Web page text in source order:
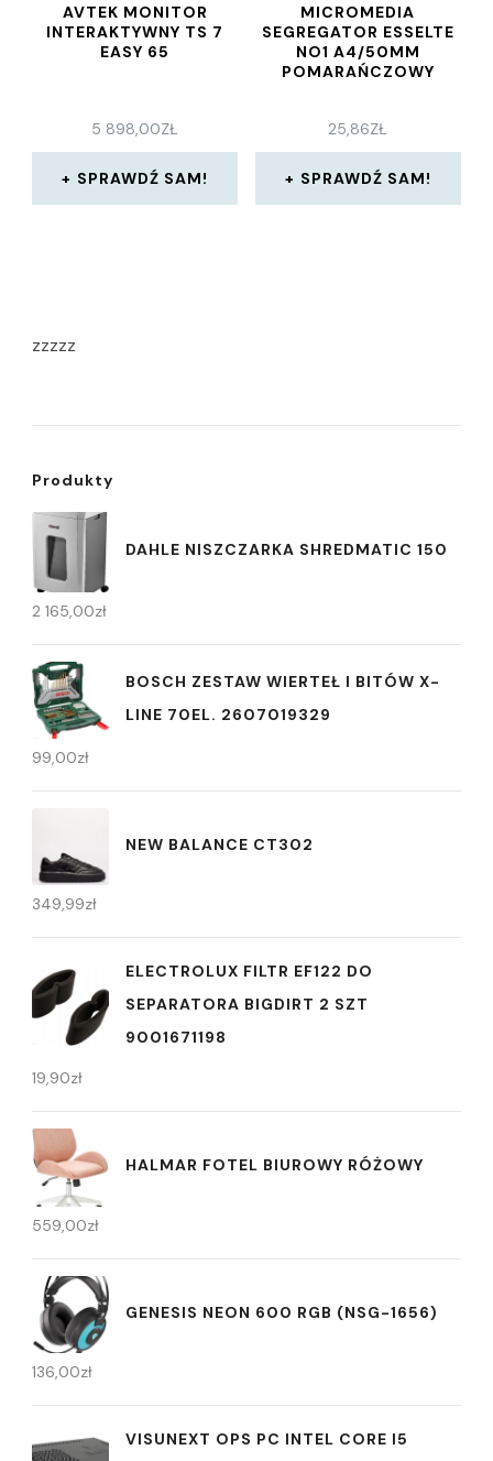
AVTEK MONITOR
INTERAKTYWNY TS 7
EASY 65
5 898,00ZŁ
SPRAWDŹ SAM!
MICROMEDIA
SEGREGATOR ESSELTE
NO1 A4/50MM
POMARAŃCZOWY
25,86ZŁ
SPRAWDŹ SAM!
zzzzz
Produkty
DAHLE NISZCZARKA SHREDMATIC 150
2 165,00zł
BOSCH ZESTAW WIERTEŁ I BITÓW X-
LINE 70EL. 2607019329
99,00zł
NEW BALANCE CT302
349,99zł
ELECTROLUX FILTR EF122 DO
SEPARATORA BIGDIRT 2 SZT
9001671198
19,90zł
HALMAR FOTEL BIUROWY RÓŻOWY
559,00zł
GENESIS NEON 600 RGB (NSG-1656)
136,00zł
VISUNEXT OPS PC INTEL CORE I5